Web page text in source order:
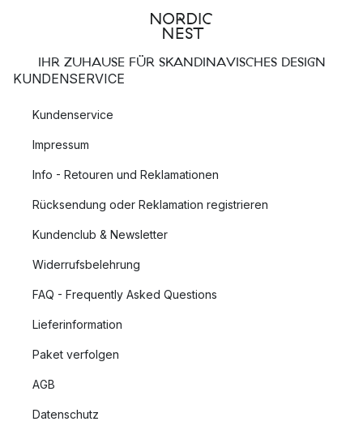
IHR ZUHAUSE FÜR SKANDINAVISCHES DESIGN
KUNDENSERVICE
Kundenservice
Impressum
Info - Retouren und Reklamationen
Rücksendung oder Reklamation registrieren
Kundenclub & Newsletter
Widerrufsbelehrung
FAQ - Frequently Asked Questions
Lieferinformation
Paket verfolgen
AGB
Datenschutz